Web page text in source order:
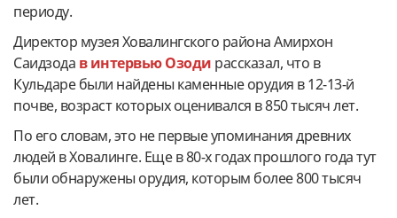
периоду.
Директор музея Ховалингского района Амирхон
Саидзода в интервью Озоди рассказал, что в
Кульдаре были найдены каменные орудия в 12-13-й
почве, возраст которых оценивался в 850 тысяч лет.
По его словам, это не первые упоминания древних
людей в Ховалинге. Еще в 80-х годах прошлого года тут
были обнаружены орудия, которым более 800 тысяч
лет.